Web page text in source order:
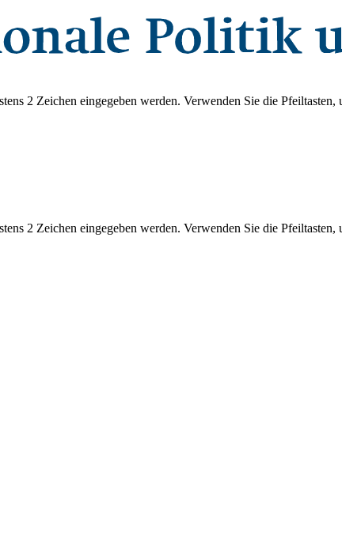
2 Zeichen eingegeben werden. Verwenden Sie die
2 Zeichen eingegeben werden. Verwenden Sie die